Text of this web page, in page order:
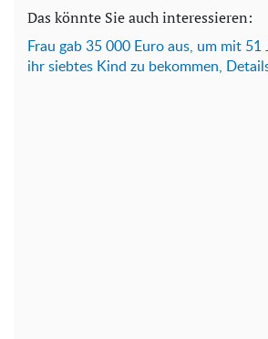
Das könnte Sie auch interessieren:
Frau gab 35 000 Euro aus, um mit 51
ihr siebtes Kind zu bekommen,